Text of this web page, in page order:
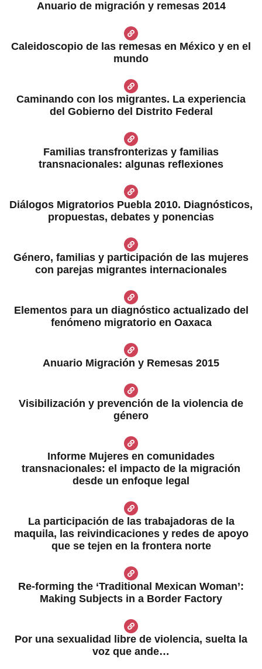
Anuario de migración y remesas 2014
Caleidoscopio de las remesas en México y en el
mundo
Caminando con los migrantes. La experiencia
del Gobierno del Distrito Federal
Familias transfronterizas y familias
transnacionales: algunas reflexiones
Diálogos Migratorios Puebla 2010. Diagnósticos,
propuestas, debates y ponencias
Género, familias y participación de las mujeres
con parejas migrantes internacionales
Elementos para un diagnóstico actualizado del
fenómeno migratorio en Oaxaca
Anuario Migración y Remesas 2015
Visibilización y prevención de la violencia de
género
Informe Mujeres en comunidades
transnacionales: el impacto de la migración
desde un enfoque legal
La participación de las trabajadoras de la
maquila, las reivindicaciones y redes de apoyo
que se tejen en la frontera norte
Re-forming the ‘Traditional Mexican Woman’:
Making Subjects in a Border Factory
Por una sexualidad libre de violencia, suelta la
voz que ande…